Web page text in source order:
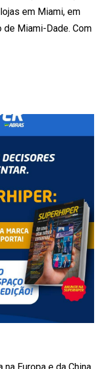
em Miami, em
de Miami-Dade. Com
Europa e da China